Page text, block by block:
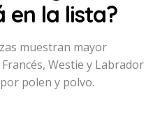
en la lista?
muestran mayor
Westie y Labrador
polen y polvo.